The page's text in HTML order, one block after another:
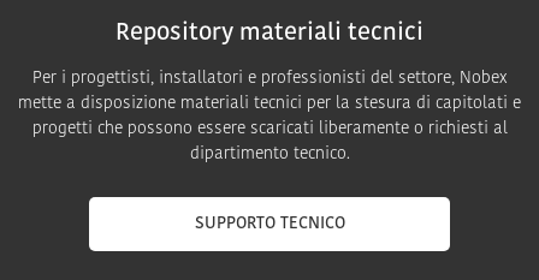
Repository materiali tecnici
Per i progettisti, installatori e professionisti del settore, Nobex
mette a disposizione materiali tecnici per la stesura di capitolati e
progetti che possono essere scaricati liberamente o richiesti al
dipartimento tecnico.
SUPPORTO TECNICO